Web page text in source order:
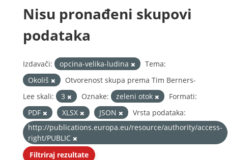
Nisu pronađeni skupovi
podataka
Izdavači: opcina-velika-ludina
Tema:
Okoliš
Otvorenost skupa prema Tim Berners-
Lee skali:
3 Oznake: zeleni otok
Formati:
PDF
XLSX JSON
Vrsta podataka:
http://publications.europa.eu/resource/authority/access-
right/PUBLIC
Filtriraj rezultate